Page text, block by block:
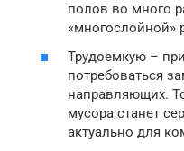
полов во много
«многослойной»
Трудоемкую –
потребоваться
направляющих.
мусора станет
актуально для